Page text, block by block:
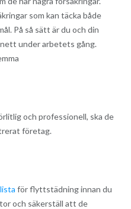
som kan täcka både
På så sätt är du och din
under arbetets gång.
och professionell, ska de
företag.
för flyttstädning innan du
och säkerställ att de